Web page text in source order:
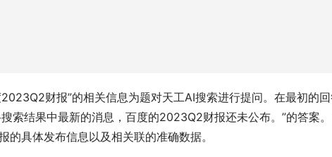
财报”的相关信息为题对天工AI搜索进行提问。在最初的
索结果中最新的消息，百度的2023Q2财报还未公布。”的答案
的具体发布信息以及相关联的准确数据。